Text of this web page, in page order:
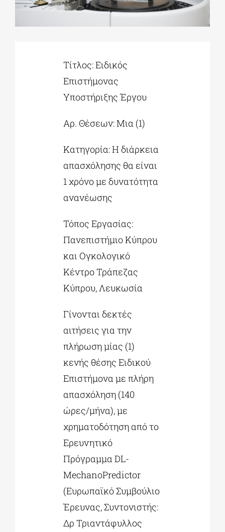
ΕΚΠΑΙΔΕΥΤΙΚΑ ΙΔΡΥΜΑΤΑ
ΠΟΛΙΤΙΣΤΙΚΟΙ ΦΟΡΕΙΣ
Τίτλος: Ειδικός
Επιστήμονας
Υποστήριξης Έργου
Αρ. Θέσεων: Μια (1)
Κατηγορία: Η διάρκεια
απασχόλησης θα είναι
1 χρόνο με δυνατότητα
ανανέωσης
Τόπος Εργασίας:
Πανεπιστήμιο Κύπρου
και Ογκολογικό
Κέντρο Τράπεζας
Κύπρου, Λευκωσία
Γίνονται δεκτές
αιτήσεις για την
πλήρωση μίας (1)
κενής θέσης Ειδικού
Επιστήμονα με πλήρη
απασχόληση (140
ώρες/μήνα), με
χρηματοδότηση από το
Ερευνητικό
Πρόγραμμα DL-
MechanoPredictor
(Ευρωπαϊκό Συμβούλιο
Έρευνας, Συντονιστής:
Δρ Τριαντάφυλλος